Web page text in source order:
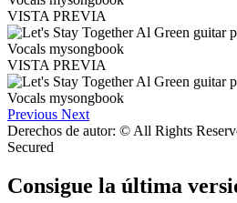
VISTA PREVIA
VISTA PREVIA
Previous Next
Derechos de autor: © All Rights
Secured
Consigue la última